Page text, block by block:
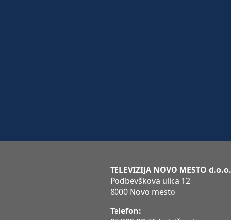
TELEVIZIJA NOVO MESTO d.o.o.
Podbevškova ulica 12
8000 Novo mesto
Telefon: